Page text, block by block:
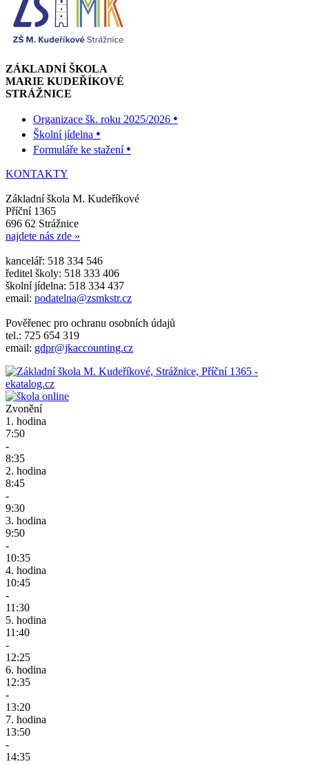
ZÁKLADNÍ ŠKOLA
MARIE KUDEŘÍKOVÉ
STRÁŽNICE
Organizace šk. roku 2025/2026 •
Školní jídelna •
Formuláře ke stažení •
KONTAKTY
Základní škola M. Kudeříkové
Příční 1365
696 62 Strážnice
najdete nás zde »
kancelář: 518 334 546
ředitel školy: 518 333 406
školní jídelna: 518 334 437
email: podatelna@zsmkstr.cz
Pověřenec pro ochranu osobních údajů
tel.: 725 654 319
email: gdpr@jkaccounting.cz
Zvonění
1. hodina
7:50
-
8:35
2. hodina
8:45
-
9:30
3. hodina
9:50
-
10:35
4. hodina
10:45
-
11:30
5. hodina
11:40
-
12:25
6. hodina
12:35
-
13:20
7. hodina
13:50
-
14:35